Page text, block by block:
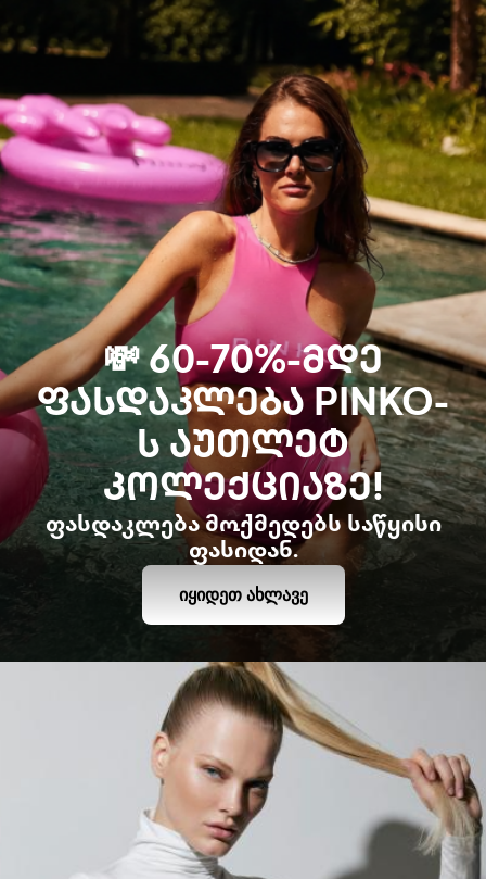
💸 60-70%-ᲛᲓᲔ
ᲤᲐᲡᲓᲐᲙᲚᲔᲑᲐ PINKO-
Ს ᲐᲣᲗᲚᲔᲢ
ᲙᲝᲚᲔᲥᲪᲘᲐᲖᲔ!
ფასდაკლება მოქმედებს საწყისი
ფასიდან.
ᲘᲧᲘᲓᲔᲗ ᲐᲮᲚᲐᲕᲔ